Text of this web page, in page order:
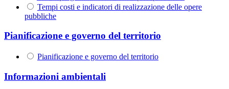
Tempi costi e indicatori di realizzazione delle opere
pubbliche
Pianificazione e governo del territorio
Pianificazione e governo del territorio
Informazioni ambientali